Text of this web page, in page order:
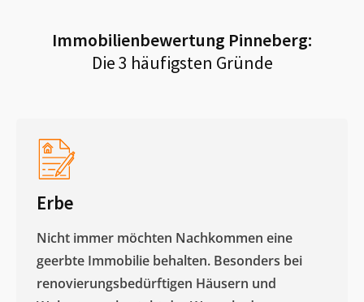
Immobilienbewertung Pinneberg:
Die 3 häufigsten Gründe
Erbe
Nicht immer möchten Nachkommen eine
geerbte Immobilie behalten. Besonders bei
renovierungsbedürftigen Häusern und